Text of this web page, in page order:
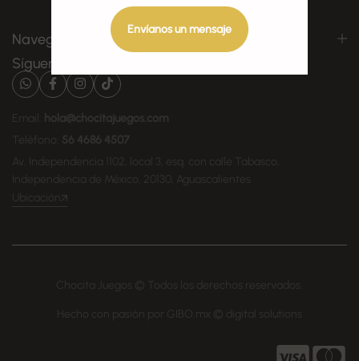
Navegación
Síguenos
Email:
hola@chocitajuegos.com
Teléfono: 56 4686 4507
Av. Independencia 1102, local 3, esq. con calle Tabasco,
Independencia de México, 20130, Aguascalientes
Ubicación
Chocita Juegos © Todos los derechos reservados.
Hecho con pasión por GIBO.mx © digital solutions
Envíanos un mensaje